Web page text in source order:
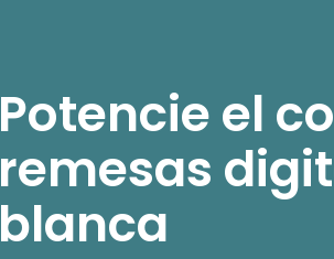
Potencie el
remesas
blanca